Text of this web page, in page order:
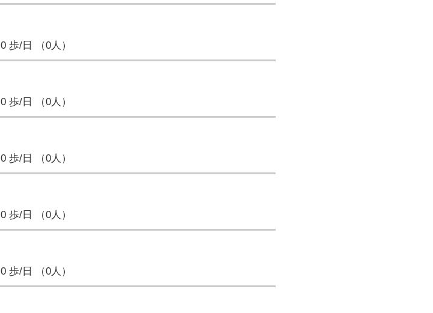
0 歩/日 （0人）
0 歩/日 （0人）
0 歩/日 （0人）
0 歩/日 （0人）
0 歩/日 （0人）